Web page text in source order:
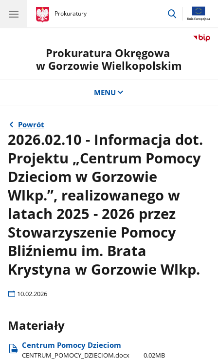
gov.pl
Prokuratury
gov.pl
Prokuratury
przejdź
Prokuratura Okręgowa
w Gorzowie Wielkopolskim
MENU
Powrót
2026.02.10 - Informacja dot.
Projektu „Centrum Pomocy
Dzieciom w Gorzowie
Wlkp.”, realizowanego w
latach 2025 - 2026 przez
Stowarzyszenie Pomocy
Bliźniemu im. Brata
Krystyna w Gorzowie Wlkp.
10.02.2026
Materiały
Centrum Pomocy Dzieciom
CENTRUM​_POMOCY​_DZIECIOM.docx 0.02MB